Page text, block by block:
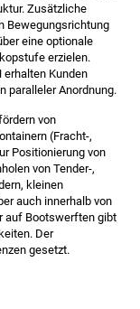
Zusätzliche
Bewegungsrichtung
eine optionale
erzielen.
erhalten Kunden
paralleler Anordnung.
von
(Fracht-,
Positionierung von
von Tender-,
kleinen
auch innerhalb von
auf Bootswerften gibt
Der
gesetzt.